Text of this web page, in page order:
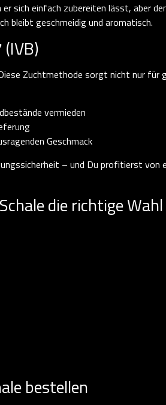
sich einfach zubereiten lässt, aber
bleibt geschmeidig und aromatisch.
Zuchtmethode sorgt nicht nur für
vermieden
Geschmack
– und Du profitierst von
die richtige
bestellen